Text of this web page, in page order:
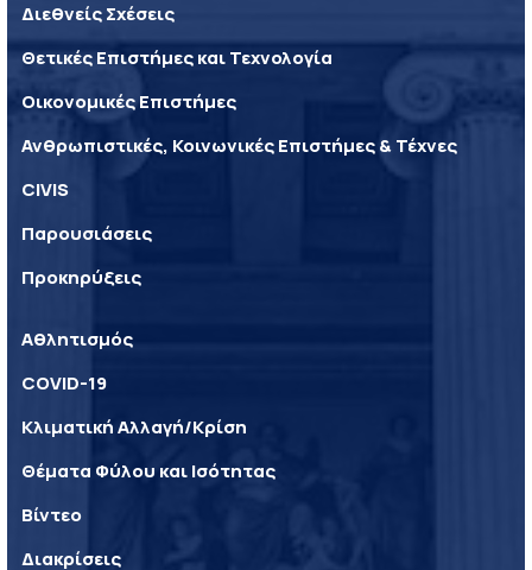
Διεθνείς Σχέσεις
Θετικές Επιστήμες και Τεχνολογία
Οικονομικές Επιστήμες
Ανθρωπιστικές, Κοινωνικές Επιστήμες & Τέχνες
CIVIS
Παρουσιάσεις
Προκηρύξεις
Αθλητισμός
COVID-19
Κλιματική Αλλαγή/Κρίση
Θέματα Φύλου και Ισότητας
Βίντεο
Διακρίσεις